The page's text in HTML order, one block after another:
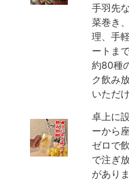
手羽先
菜巻き
理、手
ートま
約80種
ク飲み
いただ
卓上に
ーから
ゼロで
で注ぎ
があり